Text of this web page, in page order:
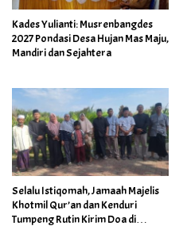
Kades Yulianti: Musrenbangdes
2027 Pondasi Desa Hujan Mas Maju,
Mandiri dan Sejahtera
Selalu Istiqomah, Jamaah Majelis
Khotmil Qur’an dan Kenduri
Tumpeng Rutin Kirim Doa di